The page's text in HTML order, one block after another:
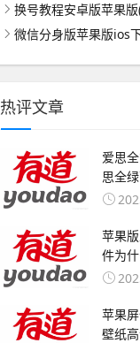
换号教程安卓版苹果版(换号
微信分身版苹果版ios下载(微
热评文章
爱思
思全
苹果
件为
苹果
壁纸